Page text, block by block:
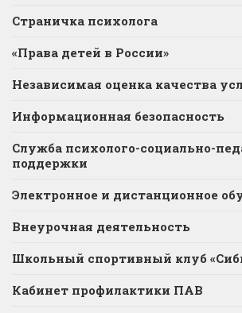
Страничка психолога
«Права детей в России»
Независимая оценка качества
Информационная безопасность
Служба психолого-социально-
поддержки
Электронное и дистанционное
Внеурочная деятельность
Школьный спортивный клуб
Кабинет профилактики ПАВ